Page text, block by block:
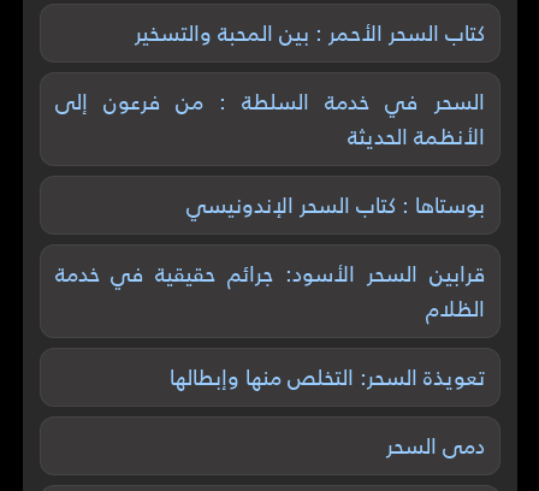
كتاب السحر الأحمر : بين المحبة والتسخير
السحر في خدمة السلطة : من فرعون إلى
الأنظمة الحديثة
بوستاها : كتاب السحر الإندونيسي
قرابين السحر الأسود: جرائم حقيقية في خدمة
الظلام
تعويذة السحر: التخلص منها وإبطالها
دمى السحر